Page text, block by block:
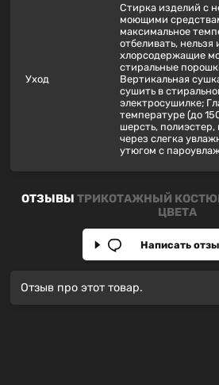
Уход
Стирка изделий с
моющими
максимальное
отбеливать, нельзя
хлорсодержащие
стиральные
Вертикальная
сушить в
электросушилке;
температуре (до
шерсть, полиэстер,
через слегка
утюгом с
ОТЗЫВЫТРИКОТАЖНЫЙ
ЦВЕТА
Написать
Отзыв про этот товар.